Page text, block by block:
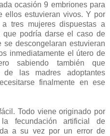
ocasión 9 embriones para
ellos estuvieran vivos. Y por
tres mujeres dispuestas a
que podría darse el caso de
descongelaran estuvieran
inmediatamente el útero de
sabiendo también que
las madres adoptantes
finalmente en ese
Todo viene originado por
fecundación artificial de
a su vez por un error de